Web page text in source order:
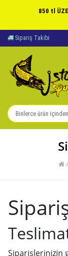
850 tl
Takibi
Siparişlerinizin